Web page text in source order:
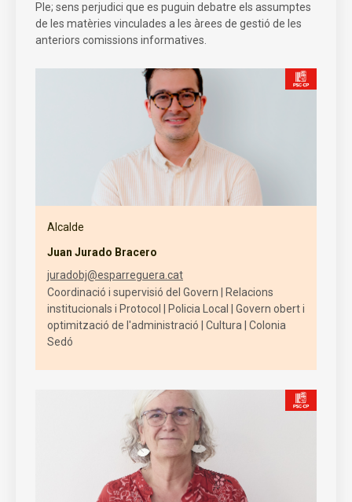
Ple; sens perjudici que es puguin debatre els assumptes
de les matèries vinculades a les àrees de gestió de les
anteriors comissions informatives.
Alcalde
Juan Jurado Bracero
juradobj@esparreguera.cat
Coordinació i supervisió del Govern | Relacions
institucionals i Protocol | Policia Local | Govern obert i
optimització de l'administració | Cultura | Colonia
Sedó